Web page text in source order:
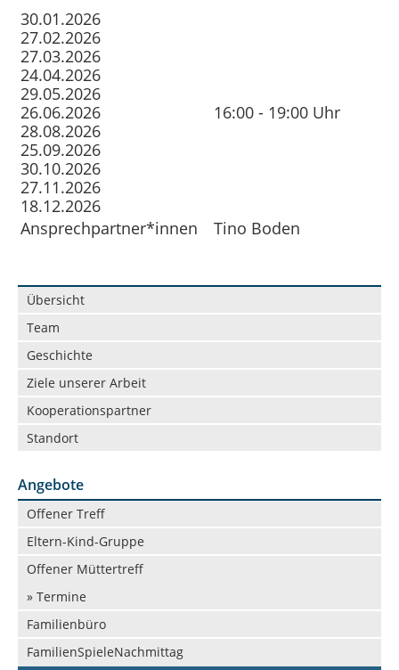
30.01.2026
27.02.2026
27.03.2026
24.04.2026
29.05.2026
26.06.2026
28.08.2026
25.09.2026
30.10.2026
27.11.2026
18.12.2026
16:00 - 19:00 Uhr
Ansprechpartner*innen Tino Boden
Navigation
überspringen
Übersicht
Team
Geschichte
Ziele unserer Arbeit
Kooperationspartner
Standort
Angebote
Navigation
überspringen
Offener Treff
Eltern-Kind-Gruppe
Offener Müttertreff
» Termine
Familienbüro
FamilienSpieleNachmittag
Vermietung
Datenschutz in der Beratungsstelle